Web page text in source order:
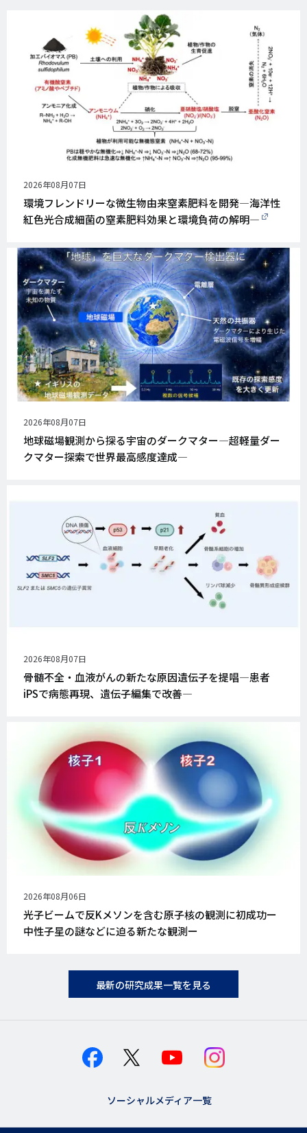
公
開
日
2026年08月07日
環境フレンドリーな微生物由来窒素肥料を開発―海洋性
紅色光合成細菌の窒素肥料効果と環境負荷の解明―
公
開
日
2026年08月07日
地球磁場観測から探る宇宙のダークマター―超軽量ダー
クマター探索で世界最高感度達成―
公
開
日
2026年08月07日
骨髄不全・血液がんの新たな原因遺伝子を提唱―患者
iPSで病態再現、遺伝子編集で改善―
公
開
日
2026年08月06日
光子ビームで反Kメソンを含む原子核の観測に初成功ー
中性子星の謎などに迫る新たな観測ー
最新の研究成果一覧を見る
ソーシャルメディア一覧